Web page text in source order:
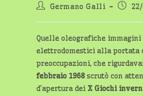
AutoreGermano Galli
Quelle oleografiche
elettrodomestici alla portata
preoccupazioni, che
febbraio 1968 scrutò con
d’apertura dei X Giochi